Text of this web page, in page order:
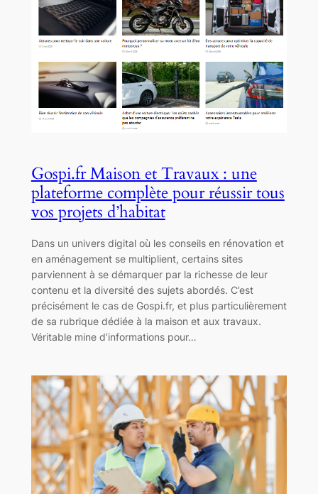
Gospi.fr Maison et Travaux : une
plateforme complète pour réussir tous
vos projets d’habitat
Dans un univers digital où les conseils en rénovation et
en aménagement se multiplient, certains sites
parviennent à se démarquer par la richesse de leur
contenu et la diversité des sujets abordés. C’est
précisément le cas de Gospi.fr, et plus particulièrement
de sa rubrique dédiée à la maison et aux travaux.
Véritable mine d’informations pour…